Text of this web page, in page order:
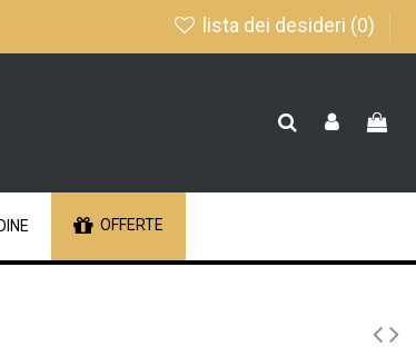
lista dei desideri (0)
OFFERTE